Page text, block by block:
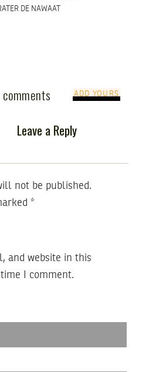
DE NAWAAT
ADD YOURS
Leave a Reply
not be published.
*
and website in this
I comment.